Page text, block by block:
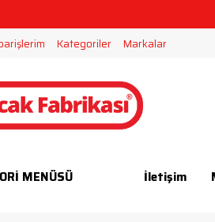
2000 TL ÜZERİ
Kategoriler Markalar
MENÜSÜ İletişim